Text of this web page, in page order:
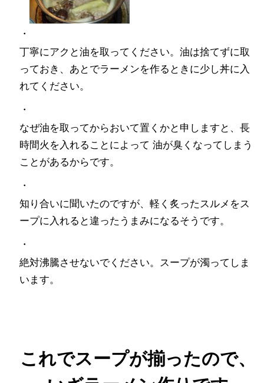
・
丁寧にアクと油を取ってください。油は捨てずに取
っておき、あとでラーメンを作るときに少し丼に入
れてください。
・
なぜ油を取ってからおいて置くかと申しますと、長
時間火を入れることによって 油が臭くなってしまう
ことがあるからです。
・
知り合いに聞いたのですが、軽く炙ったスルメをス
ープに入れると違ったうまみになるそうです。
・
絶対沸騰させないでください。スープが濁ってしま
います。
これでスープが揃ったので、